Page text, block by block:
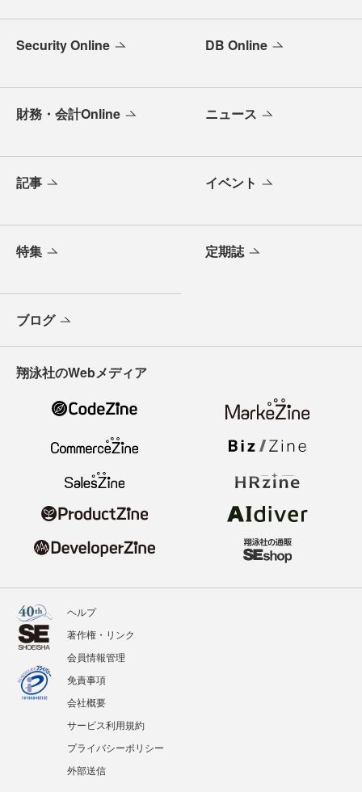
Security Online DB Online
財務・会計Online ニュース
記事 イベント
特集 定期誌
ブログ
翔泳社のWebメディア
ヘルプ
著作権・リンク
会員情報管理
免責事項
会社概要
サービス利用規約
プライバシーポリシー
外部送信